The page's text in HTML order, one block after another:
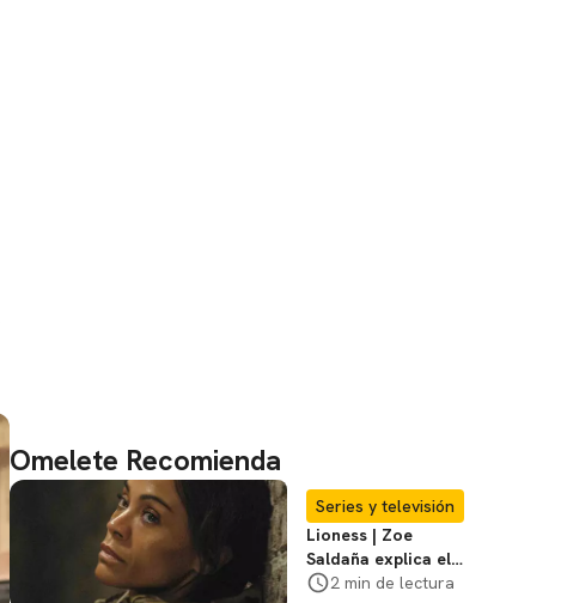
Omelete Recomienda
Series y televisión
Lioness | Zoe
Saldaña explica el
violento secuestro
2 min de lectura